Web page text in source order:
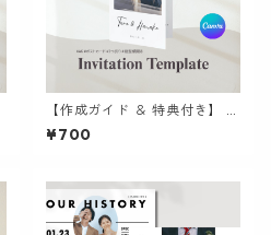
【作成ガイド ＆ 特典付き】 C
anvaで作れる 結婚式 招待状
テンプレート | おしゃれ / ペ
¥700